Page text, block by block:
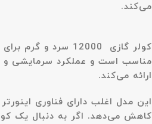
می‌کند.
کولر گازی 12000
مناسب است و عملکرد سرمایشی و
ارائه می‌کند.
این مدل اغلب دارای فناوری
کاهش می‌دهد. اگر به دنبال یک